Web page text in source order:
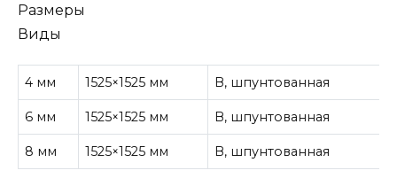
Размеры
Виды
4 мм 1525×1525 мм В, шпунтованная
6 мм 1525×1525 мм В, шпунтованная
8 мм 1525×1525 мм В, шпунтованная